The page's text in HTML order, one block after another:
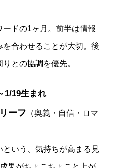
ードの1ヶ月。前半は情報
合わせることが大切。後
との協調を優先。
1/19生まれ
ーフ （奥義・自信・ロマ
という、気持ちが高まる見
果がちょこちょこと上が